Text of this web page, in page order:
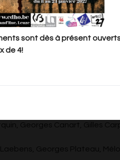
sont dès à présent
de 4!
l'innocence dans un
pitié? Voici une œuvre
bouleversante,
tragédie.
» est l’un des romans les